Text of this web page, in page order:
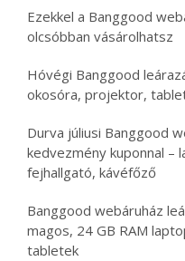
Ezekkel a Banggood
olcsóbban vásárolhatsz
Hóvégi Banggood
okosóra, projektor,
Durva júliusi Banggood
kedvezmény kuponnal –
fejhallgató, kávéfőző
Banggood webáruház
magos, 24 GB RAM
tabletek